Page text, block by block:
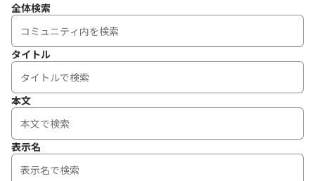
全体検索
タイトル
本文
表示名